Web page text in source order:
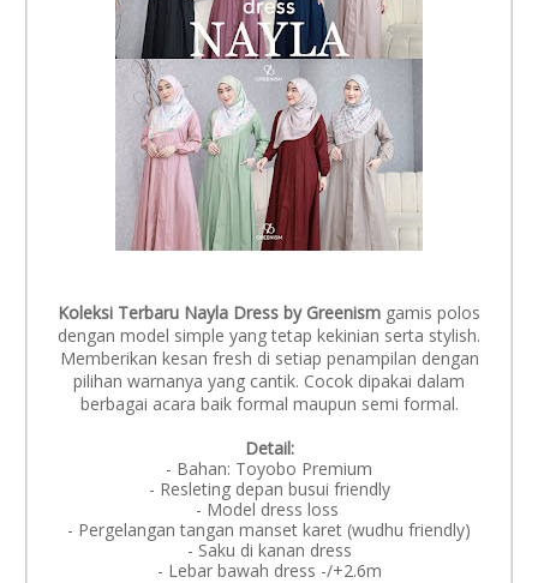
Koleksi Terbaru Nayla Dress by Greenism gamis polos
dengan model simple yang tetap kekinian serta stylish.
Memberikan kesan fresh di setiap penampilan dengan
pilihan warnanya yang cantik. Cocok dipakai dalam
berbagai acara baik formal maupun semi formal.
Detail:
- Bahan: Toyobo Premium
- Resleting depan busui friendly
- Model dress loss
- Pergelangan tangan manset karet (wudhu friendly)
- Saku di kanan dress
- Lebar bawah dress -/+2.6m